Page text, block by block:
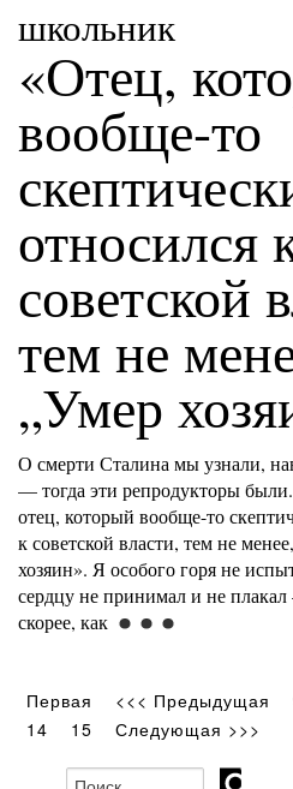
школьник
«Отец,
вообще-то
относился
советской
тем не
„Умер
О смерти Сталина мы узнали,
— тогда эти репродукторы
отец, который вообще-то
к советской власти, тем не
хозяин». Я особого горя не
сердцу не принимал и не
скорее, как
Первая <<< Предыдущая
14
15 Следующая >>>